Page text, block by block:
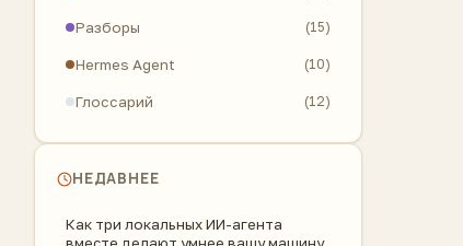
Разборы (15)
Hermes Agent (10)
Глоссарий (12)
НЕДАВНЕЕ
Как три локальных ИИ-агента